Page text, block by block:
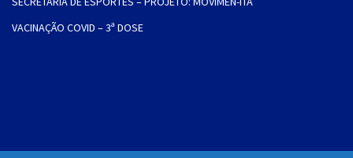
VACINAÇÃO COVID – 3ª DOSE